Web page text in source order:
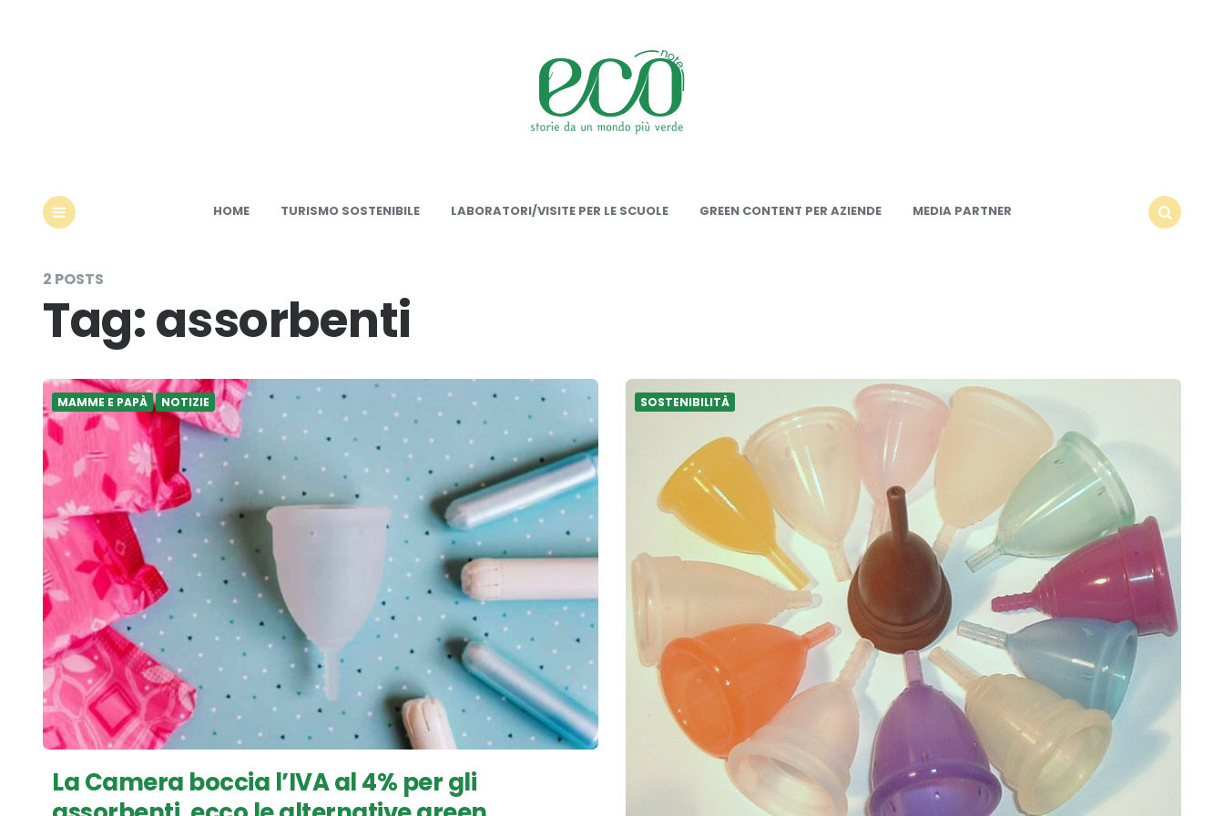
HOME TURISMO SOSTENIBILE LABORATORI/VISITE PER LE SCUOLE GREEN CONTENT PER AZIENDE
MEDIA PARTNER
2 POSTS
Tag:assorbenti
MAMME E PAPÀ NOTIZIE
La Camera boccia l’IVA al 4% per gli
SOSTENIBILITÀ